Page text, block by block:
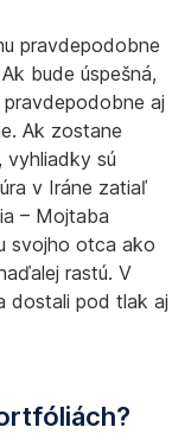
pravdepodobne
bude úspešná,
aj
Ak zostane
vyhliadky sú
v Iráne zatiaľ
– Mojtaba
svojho otca ako
rastú. V
dostali pod tlak aj